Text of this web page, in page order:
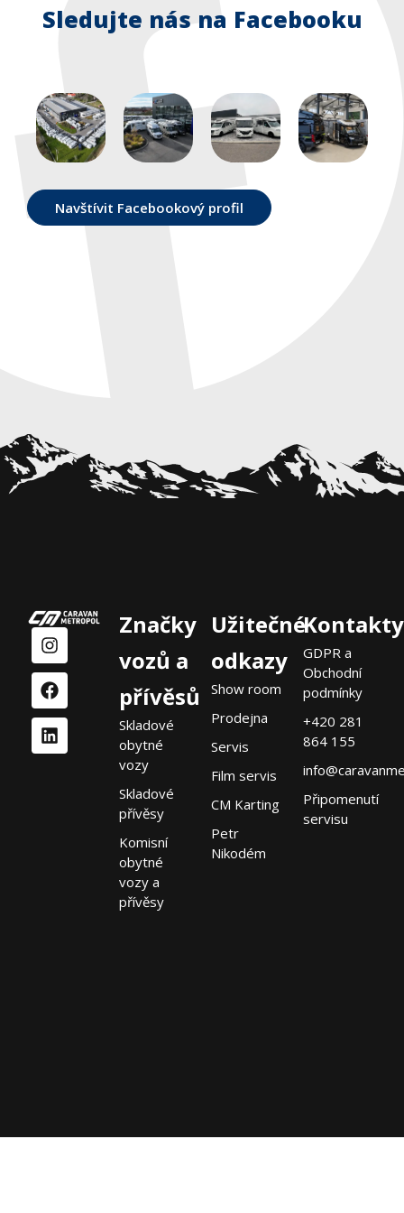
Blog
Kontakty
Sledujte nás na Facebooku
Navštívit Facebookový profil
Značky
vozů a
přívěsů
Skladové
obytné
vozy
Skladové
přívěsy
Komisní
obytné
vozy a
přívěsy
Užitečné
odkazy
Show room
Prodejna
Servis
Film servis
CM Karting
Petr
Nikodém
Kontakty
GDPR a
Obchodní
podmínky
+420 281
864 155
Připomenutí
servisu